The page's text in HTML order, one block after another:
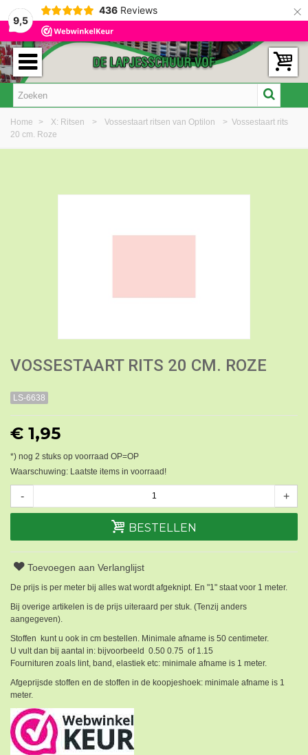
9,5
436 Reviews ×
Home > X: Ritsen > Vossestaart ritsen van Optilon > Vossestaart rits
20 cm. Roze
VOSSESTAART RITS 20 CM. ROZE
LS-6638
€ 1,95
*) nog 2 stuks op voorraad OP=OP
Waarschuwing: Laatste items in voorraad!
- +
BESTELLEN
Toevoegen aan Verlanglijst
De prijs is per meter bij alles wat wordt afgeknipt. En "1" staat voor 1 meter.
Bij overige artikelen is de prijs uiteraard per stuk. (Tenzij anders
aangegeven).
Stoffen kunt u ook in cm bestellen. Minimale afname is 50 centimeter.
U vult dan bij aantal in: bijvoorbeeld 0.50 0.75 of 1.15
Fournituren zoals lint, band, elastiek etc: minimale afname is 1 meter.
Afgeprijsde stoffen en de stoffen in de koopjeshoek: minimale afname is 1
meter.